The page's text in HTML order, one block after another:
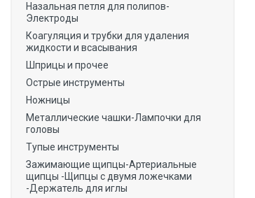
Назальная петля для полипов-
Электроды
Коагуляция и трубки для удаления
жидкости и всасывания
Шприцы и прочее
Острые инструменты
Ножницы
Металлические чашки-Лампочки для
головы
Тупые инструменты
Зажимающие щипцы-Артериальные
щипцы -Щипцы с двумя ложечками
-Держатель для иглы